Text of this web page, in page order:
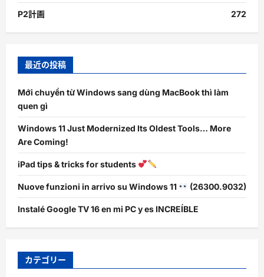
P2計画 272
最近の投稿
Mới chuyển từ Windows sang dùng MacBook thì làm
quen gì
Windows 11 Just Modernized Its Oldest Tools… More
Are Coming!
iPad tips & tricks for students
Nuove funzioni in arrivo su Windows 11 (26300.9032)
Instalé Google TV 16 en mi PC y es INCREÍBLE
カテゴリー